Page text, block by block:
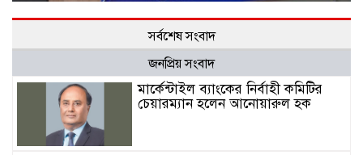
সর্বশেষ সংবাদ
জনপ্রিয় সংবাদ
মার্কেন্টাইল ব্যাংকের নির্বাহী কমিটির
চেয়ারম্যান হলেন আনোয়ারুল হক